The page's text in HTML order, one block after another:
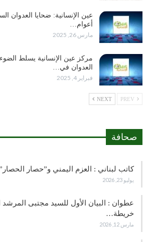
أعوام…
مارس 26, 2025
مركز عين الإنسانية يسلط
العدوان في…
فبراير 4, 2025
NEXT
صحافة
كاتب لبناني : العزم اليمني و”حصار
يوليو 23, 2026
عطوان : البيان الأول للسيد مجتبى المرشد
خريطة…
مارس 12, 2026